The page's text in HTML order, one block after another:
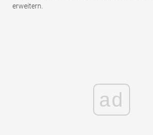
erweitern.
ad